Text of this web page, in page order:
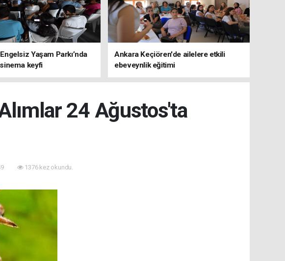
Yaşam Parkı’nda
keyfi
Ankara Keçiören'de ailelere etkili
ebeveynlik eğitimi
Alımlar 24 Ağustos'ta
1376 kez okundu.